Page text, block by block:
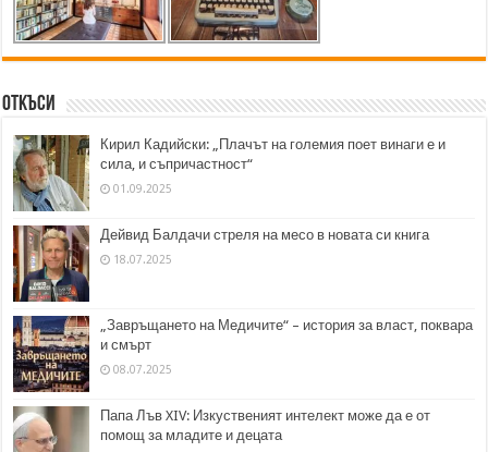
Откъси
Кирил Кадийски: „Плачът на големия поет винаги е и
сила, и съпричастност“
01.09.2025
Дейвид Балдачи стреля на месо в новата си книга
18.07.2025
„Завръщането на Медичите“ – история за власт, поквара
и смърт
08.07.2025
Папа Лъв XIV: Изкуственият интелект може да е от
помощ за младите и децата